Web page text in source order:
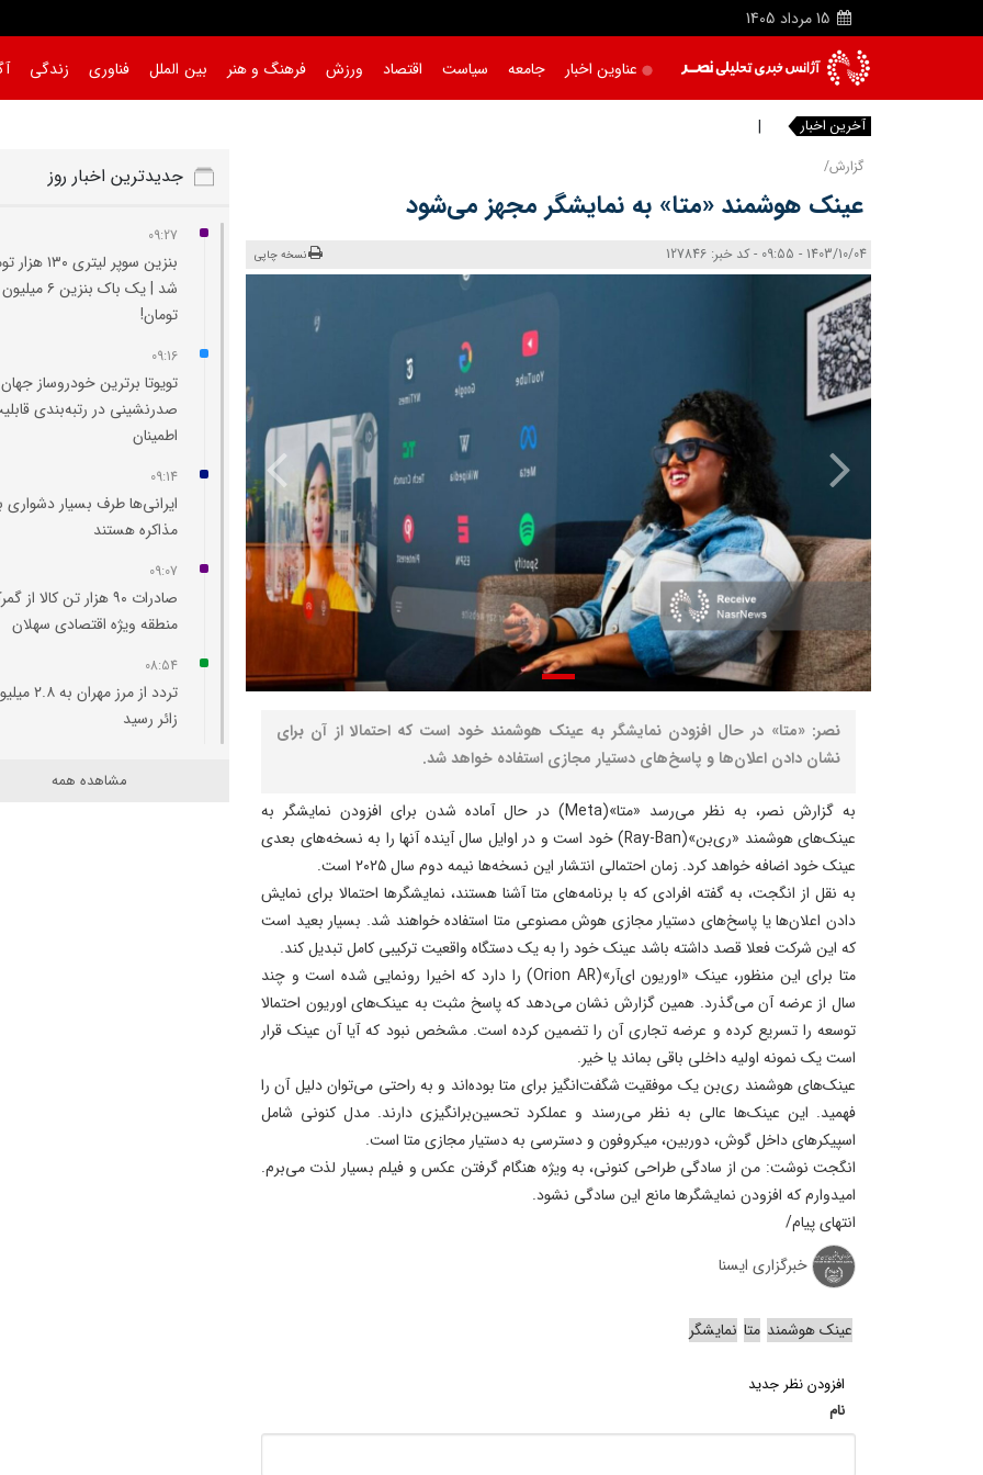
15 مرداد 1405
عناوین اخبار جامعه سیاست اقتصاد ورزش فرهنگ و هنر بین الملل فناوری زندگی
آخرین اخبار بنزی
گزارش/
عینک هوشمند «متا» به نمایشگر مجهز می‌شود
1403/10/04 - 09:55 - کد خبر: 127846 نسخه چاپی
نصر: «متا» در حال افزودن نمایشگر به عینک هوشمند خود است که احتمالا از آن برای
نشان دادن اعلان‌ها و پاسخ‌های دستیار مجازی استفاده خواهد شد.
به گزارش نصر، به نظر می‌رسد «متا»(Meta) در حال آماده شدن برای افزودن نمایشگر به
عینک‌های هوشمند «ری‌بن»(Ray-Ban) خود است و در اوایل سال آینده آنها را به نسخه‌های بعدی
عینک‌ خود اضافه خواهد کرد. زمان احتمالی انتشار این نسخه‌ها نیمه دوم سال ۲۰۲۵ است.
به نقل از انگجت، به گفته افرادی که با برنامه‌های متا آشنا هستند، نمایشگرها احتمالا برای نمایش
دادن اعلان‌ها یا پاسخ‌های دستیار مجازی هوش مصنوعی متا استفاده خواهند شد. بسیار بعید است
که این شرکت فعلا قصد داشته باشد عینک‌ خود را به یک دستگاه واقعیت ترکیبی کامل تبدیل کند.
متا برای این منظور، عینک «اوریون ای‌آر»(Orion AR) را دارد که اخیرا رونمایی شده است و چند
سال از عرضه آن می‌گذرد. همین گزارش نشان می‌دهد که پاسخ مثبت به عینک‌های اوریون احتمالا
توسعه را تسریع کرده و عرضه تجاری آن را تضمین کرده است. مشخص نبود که آیا آن عینک قرار
است یک نمونه اولیه داخلی باقی بماند یا خیر.
عینک‌های هوشمند ری‌بن یک موفقیت شگفت‌انگیز برای متا بوده‌اند و به راحتی می‌توان دلیل آن را
فهمید. این عینک‌ها عالی به نظر می‌رسند و عملکرد تحسین‌برانگیزی دارند. مدل کنونی شامل
اسپیکرهای داخل گوش، دوربین، میکروفون و دسترسی به دستیار مجازی متا است.
انگجت نوشت: من از سادگی طراحی کنونی، به ویژه هنگام گرفتن عکس و فیلم بسیار لذت می‌برم.
امیدوارم که افزودن نمایشگرها مانع این سادگی نشود.
انتهای پیام/
خبرگزاری ایسنا
عینک هوشمند متا نمایشگر
افزودن نظر جدید
نام
جدیدترین اخبار روز
09:27
بنزین سوپر لیتری
شد | یک باک بنزین ۶ میلیون
تومان!
09:16
تویوتا برترین خودروساز
صدرنشینی در رتبه‌بندی
اطمینان
09:14
ایرانی‌ها طرف بسیار دشواری
مذاکره هستند
09:07
صادرات ۹۰ هزار تن کالا از
منطقه ویژه اقتصادی سهلان
08:54
تردد از مرز مهران
زائر رسید
اسرائیل هیچ قصدی برای صلح
مشاهده همه